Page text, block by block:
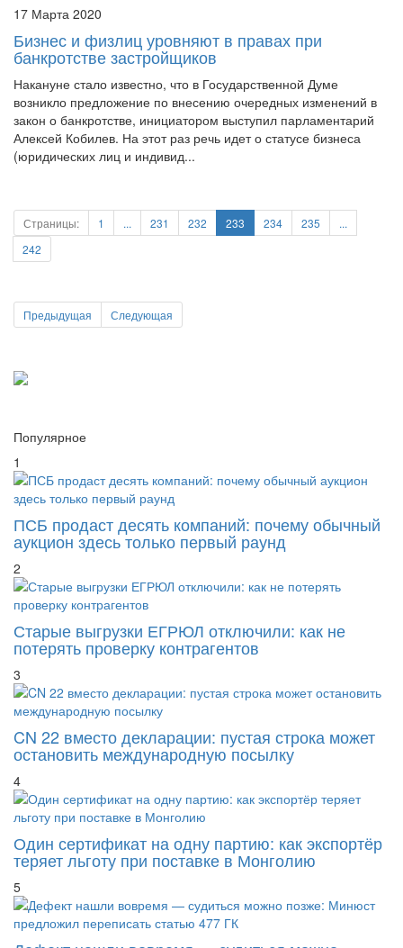
17 Марта 2020
Бизнес и физлиц уровняют в правах при
банкротстве застройщиков
Накануне стало известно, что в Государственной Думе
возникло предложение по внесению очередных изменений в
закон о банкротстве, инициатором выступил парламентарий
Алексей Кобилев. На этот раз речь идет о статусе бизнеса
Страницы: 1 ... 231 232 233 234 235
...
242
Предыдущая Следующая
Популярное
1
ПСБ продаст десять компаний: почему обычный
аукцион здесь только первый раунд
2
Старые выгрузки ЕГРЮЛ отключили: как не
потерять проверку контрагентов
3
CN 22 вместо декларации: пустая строка может
остановить международную посылку
4
Один сертификат на одну партию: как экспортёр
теряет льготу при поставке в Монголию
5